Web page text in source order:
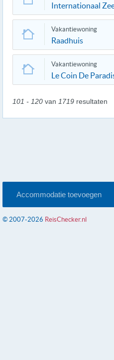
Internationaal
Vakantiewoning
Raadhuis
Vakantiewoning
Le Coin De
101 - 120 van 1719 resultaten
Accommodatie toevoegen
© 2007-2026 ReisChecker.nl